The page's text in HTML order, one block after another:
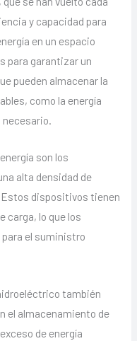
y capacidad para
en un espacio
para garantizar un
pueden almacenar la
como la energía
son los
alta densidad de
Estos dispositivos tienen
carga, lo que los
el suministro
también
el almacenamiento de
de energía